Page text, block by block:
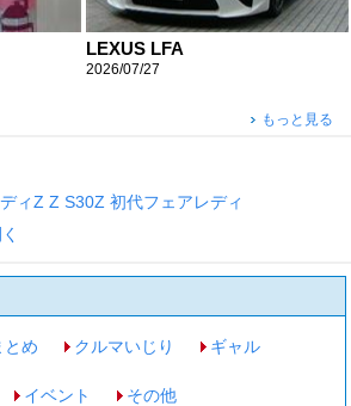
LEXUS LFA
2026/07/27
もっと見る
ィZ Z S30Z 初代フェアレディ
とめ クルマいじり ギャル
イベント その他